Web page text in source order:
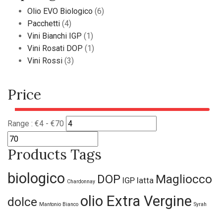
Olio EVO Biologico (6)
Pacchetti (4)
Vini Bianchi IGP (1)
Vini Rosati DOP (1)
Vini Rossi (3)
Price
Range : €4 - €70
Products Tags
biologico Chardonnay DOP IGP latta Magliocco
dolce Mantonio Bianco olio Extra Vergine Syrah